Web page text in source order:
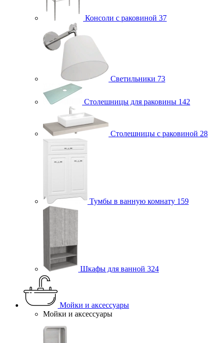
Консоли с раковиной 37
Светильники 73
Столешницы для раковины 142
Столешницы с раковиной 28
Тумбы в ванную комнату 159
Шкафы для ванной 324
Мойки и аксессуары
Мойки и аксессуары